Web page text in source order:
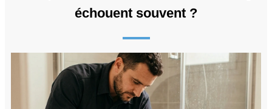
échouent souvent ?